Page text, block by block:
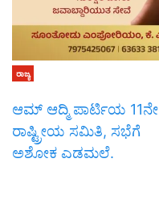
ರಾಜ್ಯ
ಆಮ್ ಆದ್ಮಿ ಪಾರ್ಟಿಯ 11ನೇ
ರಾಷ್ಟ್ರೀಯ ಸಮಿತಿ, ಸಭೆಗೆ
ಅಶೋಕ ಎಡಮಲೆ.